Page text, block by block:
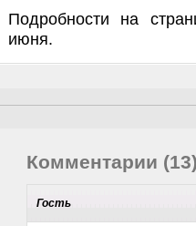
Подробности на
июня.
Комментарии
Гость